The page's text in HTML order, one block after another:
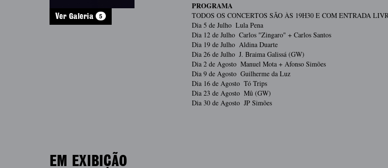
Ver Galeria 5
PROGRAMA
TODOS OS CONCERTOS SÃO ÀS 19H30 E COM ENTRADA
Dia 5 de Julho ­ Lula Pena
Dia 12 de Julho ­ Carlos "Zingaro" + Carlos Santos
Dia 19 de Julho ­ Aldina Duarte
Dia 26 de Julho ­ J. Braima Galissá (GW)
Dia 2 de Agosto ­ Manuel Mota + Afonso Simões
Dia 9 de Agosto ­ Guilherme da Luz
Dia 16 de Agosto ­ Tó Trips
Dia 23 de Agosto ­ Mû (GW)
Dia 30 de Agosto ­ JP Simões
EM EXIBIÇÃO